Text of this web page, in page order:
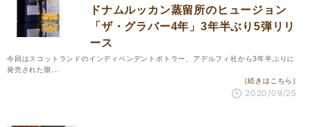
ドナムルッカン蒸留所のヒュージョン
「ザ・グラバー4年」3年半ぶり5弾リリ
ース
今回はスコットランドのインディペンデントボトラー、アデルフィ社から3年半ぶりに
発売された限...
［続きはこちら］
2020/09/25